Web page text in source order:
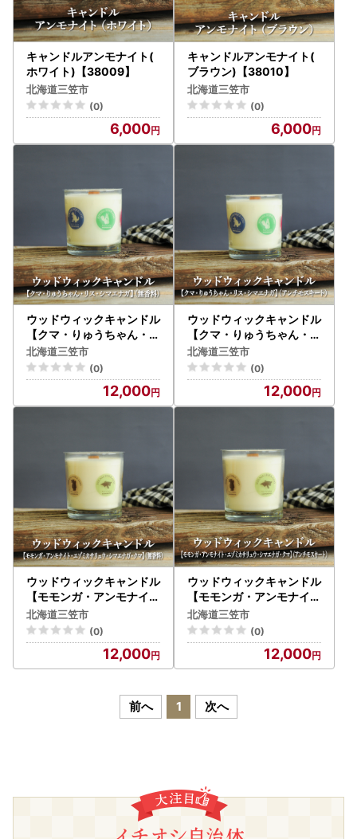
キャンドルアンモナイト(
ホワイト)【38009】
北海道三笠市
(0)
6,000
キャンドルアンモナイト(
ブラウン)【38010】
北海道三笠市
(0)
6,000
ウッドウィックキャンドル
【クマ・りゅうちゃん・リ
ス・シマエナガ】(無香料)
【38013】
北海道三笠市
(0)
12,000
ウッドウィックキャンドル
【クマ・りゅうちゃん・リ
ス・シマエナガ】(アンチ
モスキート)【38014】
北海道三笠市
(0)
12,000
ウッドウィックキャンドル
【モモンガ・アンモナイト
・エゾミカサリュウ・シマ
エナガ・クマ】(無香料)【
38015】
北海道三笠市
(0)
12,000
ウッドウィックキャンドル
【モモンガ・アンモナイト
・エゾミカサリュウ・シマ
エナガ・クマ】(アンチモ
スキート)【38016】
北海道三笠市
(0)
12,000
前へ 1 次へ